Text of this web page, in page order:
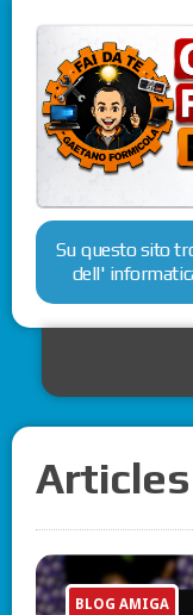
Su questo sito
dell'
BLOG AMIGA